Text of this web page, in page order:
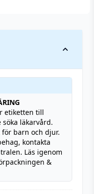
etiketten till
läkarvård.
för barn och djur.
kontakta
Läs igenom
&